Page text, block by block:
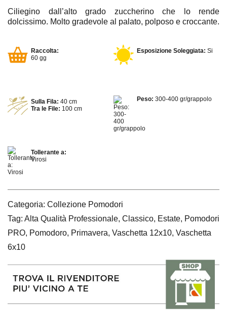
Ciliegino dall’alto grado zuccherino che lo rende
dolcissimo. Molto gradevole al palato, polposo e croccante.
Raccolta:
60 gg
Esposizione Soleggiata: Si
Sulla Fila: 40 cm
Tra le File: 100 cm
Peso: 300-400 gr/grappolo
Tollerante a:
Virosi
Categoria: Collezione Pomodori
Tag: Alta Qualità Professionale, Classico, Estate, Pomodori
PRO, Pomodoro, Primavera, Vaschetta 12x10, Vaschetta
6x10